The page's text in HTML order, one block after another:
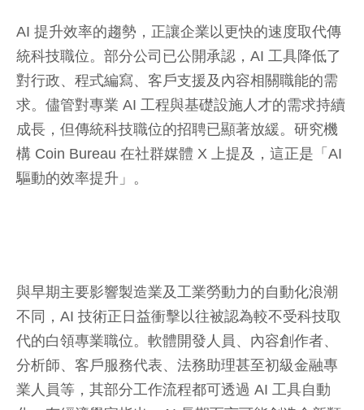
AI 提升效率的趨勢，正讓企業以更快的速度取代傳
統科技職位。部分公司已公開承認，AI 工具降低了
對行政、程式編寫、客戶支援及內容相關職能的需
求。儘管對專業 AI 工程與基礎設施人才的需求持續
成長，但傳統科技職位的招聘已顯著放緩。研究機
構 Coin Bureau 在社群媒體 X 上提及，這正是「AI
驅動的效率提升」。
與早期主要影響製造業及工業勞動力的自動化浪潮
不同，AI 技術正日益衝擊以往被認為較不受科技取
代的白領專業職位。軟體開發人員、內容創作者、
分析師、客戶服務代表、法務助理甚至初級金融專
業人員等，其部分工作流程都可透過 AI 工具自動